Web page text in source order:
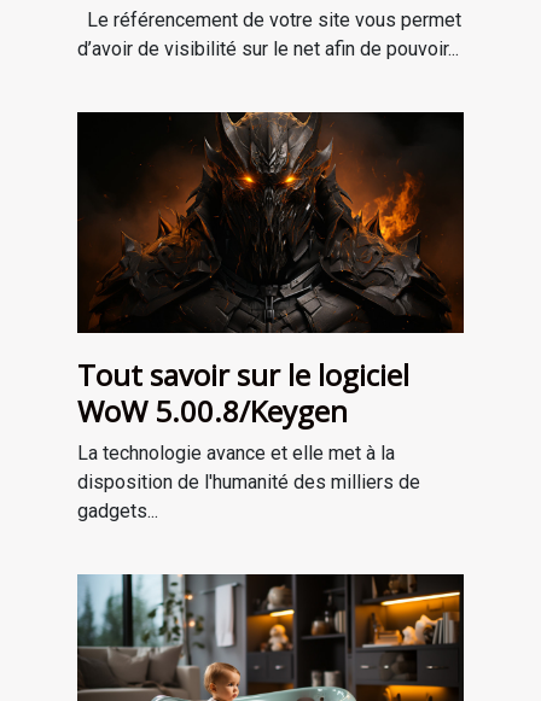
Le référencement de votre site vous permet
d’avoir de visibilité sur le net afin de pouvoir...
Tout savoir sur le logiciel
WoW 5.00.8/Keygen
La technologie avance et elle met à la
disposition de l'humanité des milliers de
gadgets...